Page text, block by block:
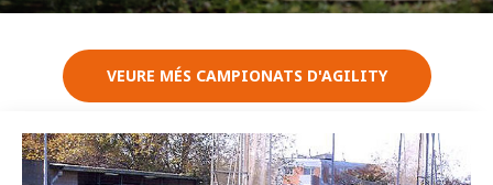
VEURE MÉS CAMPIONATS D'AGILITY
Imatge